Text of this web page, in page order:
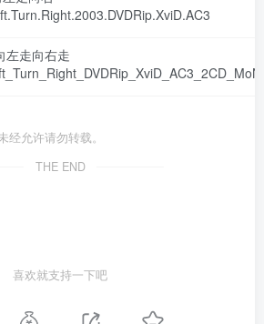
左走向右走
允许请勿转载。
THE END
喜欢就支持一下吧